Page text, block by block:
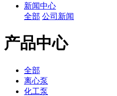
新闻中心
全部 公司新闻
产品中心
全部
离心泵
化工泵